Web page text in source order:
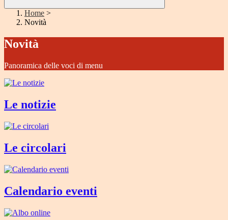
Home >
Novità
Novità
Panoramica delle voci di menu
Le notizie
Le circolari
Calendario eventi